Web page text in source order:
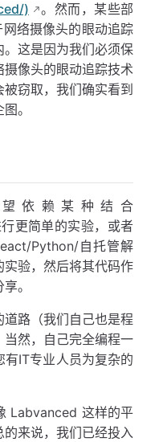
)
。然而，某些部
络摄像头的眼动追踪
这是因为我们必须保
像头的眼动追踪技术
窃取，我们确实看到
。
依赖某种结合
更简单的实验，或者
Python/自托管解
验，然后将其代码作
。
路（我们自己也是程
然，自己完全编程一
IT专业人员为复杂的
Labvanced 这样的平
来说，我们已经投入